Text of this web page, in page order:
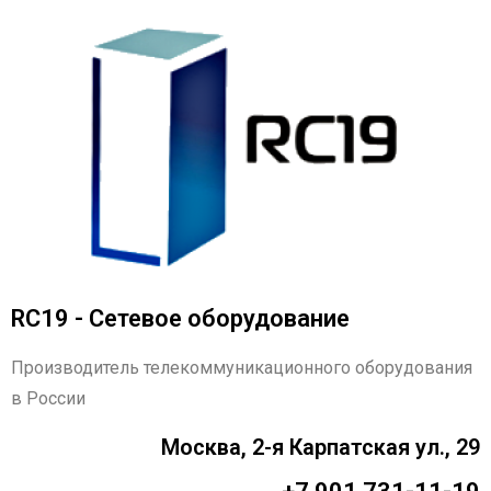
RC19 - Сетевое оборудование
Производитель телекоммуникационного оборудования
в России
Москва, 2-я Карпатская ул., 29